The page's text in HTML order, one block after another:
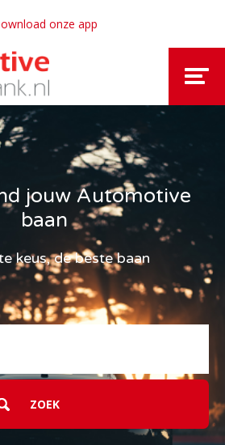
onze app
jouw Automotive
baan
keus, de beste baan